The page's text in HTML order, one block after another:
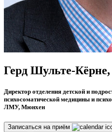
Герд Шульте-
Директор отделения детской и
психосоматической медицины и
ЛМУ, Мюнхен
Записаться на приём